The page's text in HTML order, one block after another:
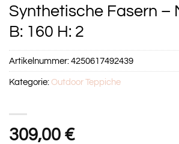
Synthetische Fasern –
B: 160 H: 2
309,00 €
Artikelnummer:4250617492439
Kategorie:Outdoor Teppiche